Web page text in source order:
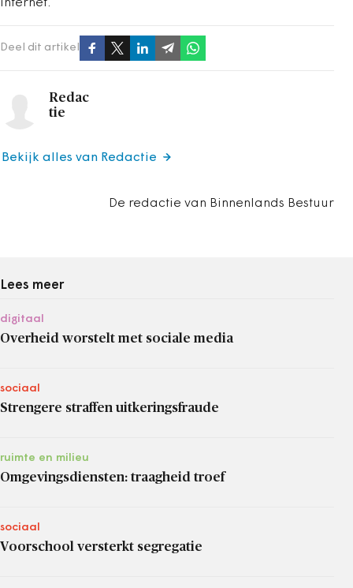
internet.
Deel dit artikel
Redac
tie
De redactie van Binnenlands Bestuur
Bekijk alles van Redactie
Lees meer
digitaal
Overheid worstelt met sociale media
sociaal
Strengere straffen uitkeringsfraude
ruimte en milieu
Omgevingsdiensten: traagheid troef
sociaal
Voorschool versterkt segregatie